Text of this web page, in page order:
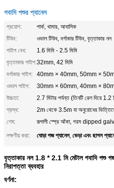
গবাদি পশুর প্যানেল
প্রয়োগ:
পার্ক, খামার, আবাসিক
টিউব:
ওভাল টিউব, বর্গাকার টিউব, বৃত্তাকার নল
পাইপ বেধ:
1.6 মিমি - 2.5 মিমি
বৃত্তাকার পাইপ:32mm, 42 মিমি
বর্গাকার পাইপ: 40mm × 40mm, 50mm ×
ওভাল পাইপ:
30mm × 60mm, 40mm ×
উচ্চতা:
2.7 মিটার পর্যন্ত (তিনটি রেল দিয়ে
প্রস্থ:
2m থেকে 3.5m বা অনুরোধের
শেষ:
রূপালী স্প্রে আঁকা, গরম dipped
লক্ষণীয় করা:
ঘোড়া গজ প্যানেল, ভেড়া এবং ছাগল
বৃত্তাকার নল 1.8 * 2.1 মি মেটাল গবাদি পশু
নিরাপত্তা ব্যবহার
বর্ণনা: